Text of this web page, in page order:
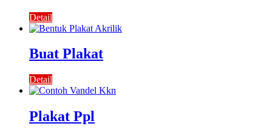
Detail
Buat Plakat
Detail
Plakat Ppl